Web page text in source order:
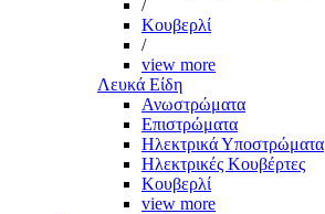
/
Κουβερλί
/
view more
Λευκά Είδη
Ανωστρώματα
Επιστρώματα
Ηλεκτρικά Υποστρώματα
Ηλεκτρικές Κουβέρτες
Κουβερλί
view more